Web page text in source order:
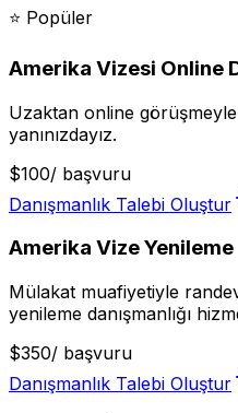
⭐ Popüler
Amerika Vizesi Online
Uzaktan online
yanınızdayız.
$100/ başvuru
Danışmanlık Talebi Oluştur
Amerika Vize Yenileme
Mülakat muafiyetiyle
yenileme danışmanlığı
$350/ başvuru
Danışmanlık Talebi Oluştur